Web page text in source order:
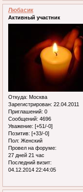
Любасик
Активный участник
Откуда: Москва
Зарегистрирован: 22.04.2011
Приглашений: 0
Сообщений: 4696
Уважение: [+51/-0]
Позитив: [+33/-0]
Пол: Женский
Провел на форуме:
27 дней 21 час
Последний визит:
04.12.2014 22:44:05